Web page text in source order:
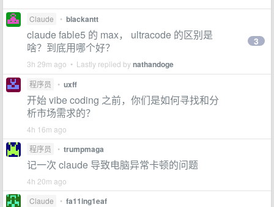
Claude • blackantt
claude fable5 的 max， ultracode 的区别是
啥？到底用哪个好？
3h 29m ago • Lastly replied bynathandoge
3
程序员 • uxff
开始 vibe coding 之前，你们是如何寻找和分
析市场需求的？
4h 16m ago
程序员
• trumpmaga
记一次 claude 导致电脑异常卡顿的问题
4h 20m ago
Claude
• fa11ing1eaf